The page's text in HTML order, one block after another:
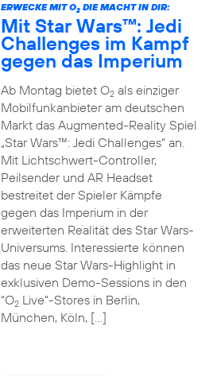
ERWECKE MIT O2DIE MACHT IN DIR:
Mit Star Wars™: Jedi
Challenges im Kampf
gegen das Imperium
Ab Montag bietet O2als einziger
Mobilfunkanbieter am deutschen
Markt das Augmented-Reality Spiel
„Star Wars™: Jedi Challenges“ an.
Mit Lichtschwert-Controller,
Peilsender und AR Headset
bestreitet der Spieler Kämpfe
gegen das Imperium in der
erweiterten Realität des Star Wars-
Universums. Interessierte können
das neue Star Wars-Highlight in
exklusiven Demo-Sessions in den
“O2Live“-Stores in Berlin,
München, Köln, […]